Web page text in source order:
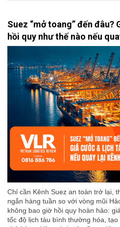
Suez “mở toang” đến đâu?
hồi quy như thế nào nếu
Chỉ cần Kênh Suez an toàn trở lại,
ngắn hàng tuần so với vòng mũi
không bao giờ hồi quy hoàn hảo:
tốc độ lịch tàu bình thường hóa, tạo